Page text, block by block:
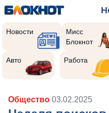
Новости
Мисс
Блокнот
Авто Работа
Общество 03.02.2025